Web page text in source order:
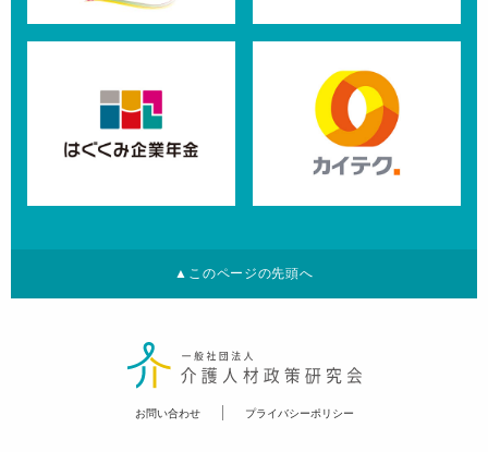
▲このページの先頭へ
お問い合わせ プライバシーポリシー